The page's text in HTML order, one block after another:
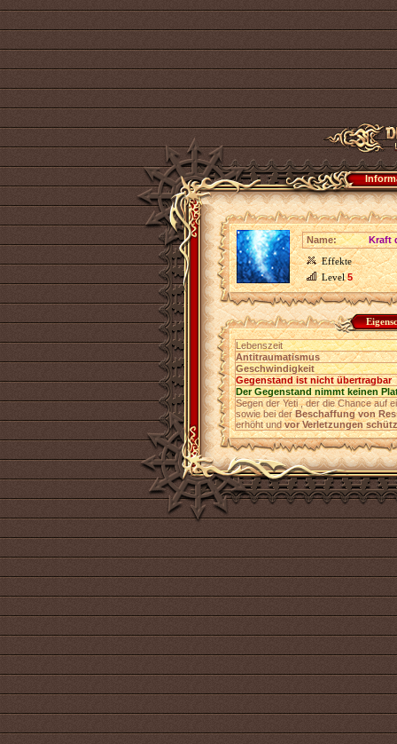
Name:
Kraft
Effekte
Level5
Lebenszeit
Antitraumatismus
Geschwindigkeit
Gegenstand ist nicht übertragbar
Der Gegenstand nimmt keinen
Segen der Yeti , der die Chance auf
sowie bei derBeschaffung von
erhöht undvor Verletzungen